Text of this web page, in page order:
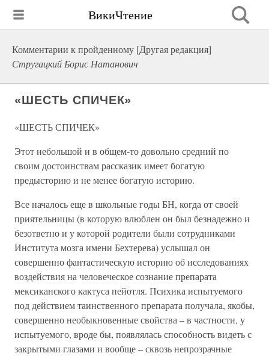
ВикиЧтение
Комментарии к пройденному [Другая редакция]
Стругацкий Борис Натанович
«ШЕСТЬ СПИЧЕК»
«ШЕСТЬ СПИЧЕК»
Этот небольшой и в общем-то довольно средний по
своим достоинствам рассказик имеет богатую
предысторию и не менее богатую историю.
Все началось еще в школьные годы БН, когда от своей
приятельницы (в которую влюблен он был безнадежно и
безответно и у которой родители были сотрудниками
Института мозга имени Бехтерева) услышал он
совершенно фантастическую историю об исследованиях
воздействия на человеческое сознание препарата
мексиканского кактуса пейотля. Психика испытуемого
под действием таинственного препарата получала, якобы,
совершенно необыкновенные свойства – в частности, у
испытуемого, вроде бы, появлялась способность видеть с
закрытыми глазами и вообще – сквозь непрозрачные